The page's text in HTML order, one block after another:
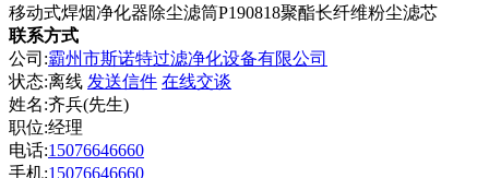
移动式焊烟净化器除尘滤筒P190818聚酯长纤维粉尘滤芯
联系方式
公司:霸州市斯诺特过滤净化设备有限公司
状态:离线 发送信件 在线交谈
姓名:齐兵(先生)
职位:经理
电话:15076646660
手机:15076646660